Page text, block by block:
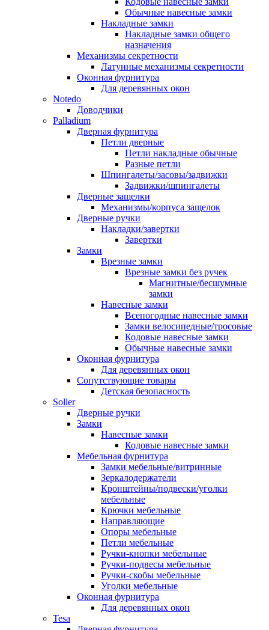
Обычные навесные замки
Накладные замки
Накладные замки общего
назначения
Механизмы секретности
Латунные механизмы секретности
Оконная фурнитура
Для деревянных окон
Notedo
Доводчики
Palladium
Дверная фурнитура
Петли дверные
Петли накладные обычные
Разные петли
Шпингалеты/засовы/задвижки
Задвижки/шпингалеты
Дверные защелки
Механизмы/корпуса защелок
Дверные ручки
Накладки/завертки
Завертки
Замки
Врезные замки
Врезные замки без ручек
Магнитные/бесшумные
замки
Навесные замки
Всепогодные навесные замки
Замки велосипедные/тросовые
Кодовые навесные замки
Обычные навесные замки
Оконная фурнитура
Для деревянных окон
Сопутствующие товары
Детская безопасность
Soller
Дверные ручки
Замки
Навесные замки
Кодовые навесные замки
Мебельная фурнитура
Замки мебельные/витринные
Зеркалодержатели
Кронштейны/подвески/уголки
мебельные
Крючки мебельные
Направляющие
Опоры мебельные
Петли мебельные
Ручки-кнопки мебельные
Ручки-подвесы мебельные
Ручки-скобы мебельные
Уголки мебельные
Оконная фурнитура
Для деревянных окон
Tesa